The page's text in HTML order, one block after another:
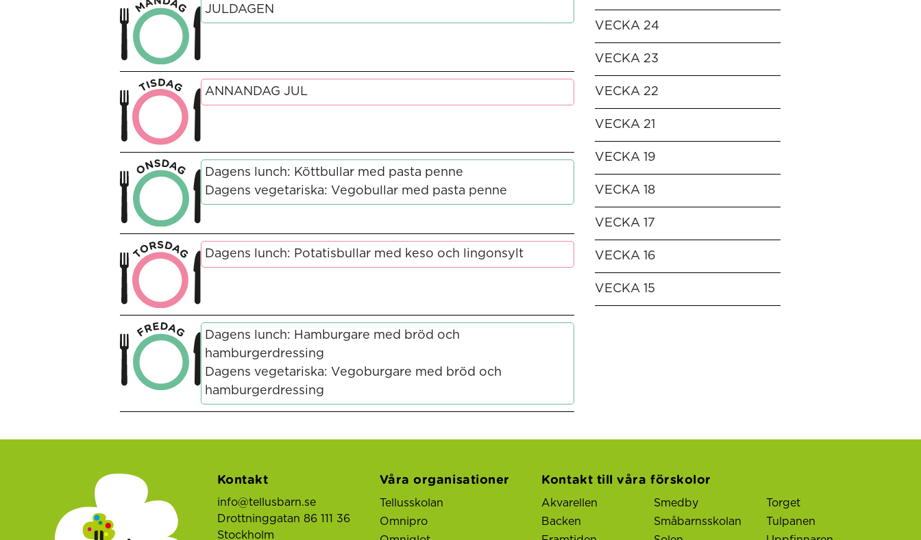
JULDAGEN
ANNANDAG JUL
Dagens lunch: Köttbullar med pasta penne
Dagens vegetariska: Vegobullar med pasta penne
Dagens lunch: Potatisbullar med keso och lingonsylt
Dagens lunch: Hamburgare med bröd och
hamburgerdressing
Dagens vegetariska: Vegoburgare med bröd och
hamburgerdressing
VECKA 24
VECKA 23
VECKA 22
VECKA 21
VECKA 19
VECKA 18
VECKA 17
VECKA 16
VECKA 15
Kontakt
info@tellusbarn.se
Drottninggatan 86 111 36
Stockholm
Våra organisationer
Tellusskolan
Omnipro
Kontakt till våra förskolor
Akvarellen
Backen
Smedby
Småbarnsskolan
Torget
Tulpanen